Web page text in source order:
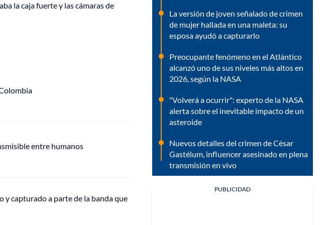
la caja fuerte y las cámaras de
entre humanos
y capturado a parte de la banda que
La versión de joven señalado de crimen
de mujer hallada en una maleta: su
esposa ayudó a capturarlo
Preocupante fenómeno en el Atlántico
alcanzó uno de sus niveles más altos en
2026, según la NASA
"Volverá a ocurrir": experto de la NASA
alerta sobre el inevitable impacto de un
asteroide
Nuevos detalles del crimen de César
Gastélum, influencer asesinado en plena
transmisión en vivo
PUBLICIDAD